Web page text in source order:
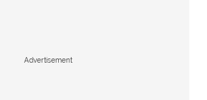
Advertisement